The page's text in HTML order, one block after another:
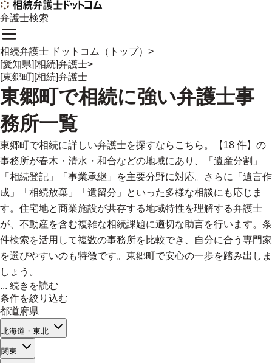
弁護士検索
相続弁護士 ドットコム（トップ） >
[愛知県][相続]弁護士>
[東郷町][相続]弁護士
東郷町で相続に強い弁護士事
務所一覧
東郷町で相続に詳しい弁護士を探すならこちら。【18 件】の
事務所が春木・清水・和合などの地域にあり、「遺産分割」
「相続登記」「事業承継」を主要分野に対応。さらに「遺言作
成」「相続放棄」「遺留分」といった多様な相談にも応じま
す。住宅地と商業施設が共存する地域特性を理解する弁護士
が、不動産を含む複雑な相続課題に適切な助言を行います。条
件検索を活用して複数の事務所を比較でき、自分に合う専門家
を選びやすいのも特徴です。東郷町で安心の一歩を踏み出しま
しょう。
... 続きを読む
条件を絞り込む
都道府県
北海道・東北
関東